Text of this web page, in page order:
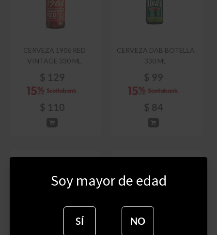
CERVEZA 1906 RED
VINTAGE 330 ML
$ 129
$ 110
CERVEZA DAB BOTELLA
330 ML
$ 99
$ 84
Soy mayor de edad
SÍ NO